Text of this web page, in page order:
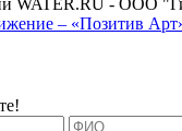
– «Позитив